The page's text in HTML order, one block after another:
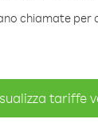
chiamate
tariffe